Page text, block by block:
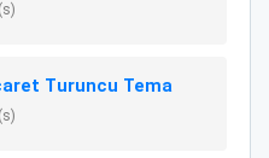
Turuncu Tema